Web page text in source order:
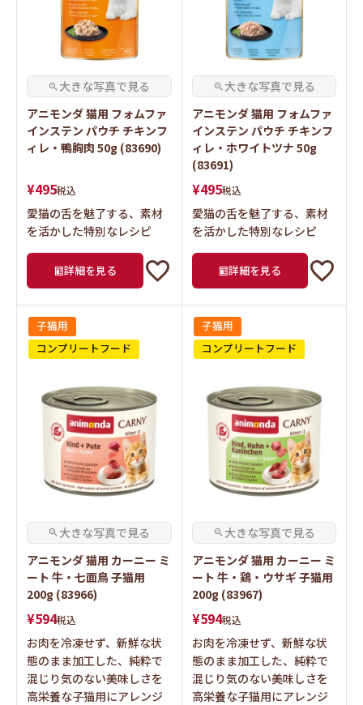
アニモンダ 猫用 フォムファ
インステン パウチ チキンフ
ィレ・鴨胸肉 50g (83690)
¥495税込
愛猫の舌を魅了する、素材
を活かした特別なレシピ
詳細を見る
アニモンダ 猫用 フォムファ
インステン パウチ チキンフ
ィレ・ホワイトツナ 50g
(83691)
¥495税込
愛猫の舌を魅了する、素材
を活かした特別なレシピ
詳細を見る
子猫用
コンプリートフード
アニモンダ 猫用 カーニー ミ
ート 牛・七面鳥 子猫用
200g (83966)
¥594税込
お肉を冷凍せず、新鮮な状
態のまま加工した、純粋で
混じり気のない美味しさを
高栄養な子猫用にアレンジ
子猫用
コンプリートフード
アニモンダ 猫用 カーニー ミ
ート 牛・鶏・ウサギ 子猫用
200g (83967)
¥594税込
お肉を冷凍せず、新鮮な状
態のまま加工した、純粋で
混じり気のない美味しさを
高栄養な子猫用にアレンジ